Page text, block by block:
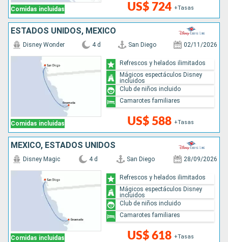
Comidas incluidas US$ 724 +Tasas
ESTADOS UNIDOS, MÉXICO
Comidas incluidas
Disney Wonder 4 d San Diego 02/11/2026
US$ 588 +Tasas
Refrescos y helados ilimitados
Mágicos espectáculos Disney
incluidos
Club de niños incluido
Camarotes familiares
MÉXICO, ESTADOS UNIDOS
Comidas incluidas
Disney Magic 4 d San Diego 28/09/2026
US$ 618 +Tasas
Refrescos y helados ilimitados
Mágicos espectáculos Disney
incluidos
Club de niños incluido
Camarotes familiares